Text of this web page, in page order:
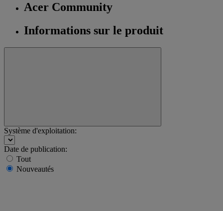
Acer Community
Informations sur le produit
Système d'exploitation:
Date de publication:
Tout
Nouveautés